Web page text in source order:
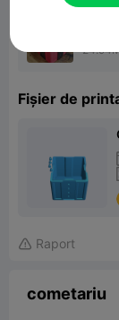
Fișier de
 Raport
cometariu